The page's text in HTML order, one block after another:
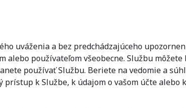
uváženia a bez predchádzajúceho
používateľom všeobecne. Službu môžete
používať Službu. Beriete na vedomie a
k Službe, k údajom o vašom účte alebo